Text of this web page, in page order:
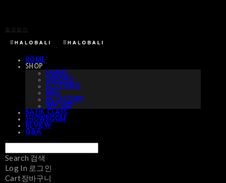
할로발리
HOME
SHOP
FABRIC
SARONG
CLOTHING
BAG
ACCESSORY
예약 상품
BATIK CLASS
SHOWROOM
REVIEW
Q&A
Search 검색
Log In 로그인
Cart장바구니